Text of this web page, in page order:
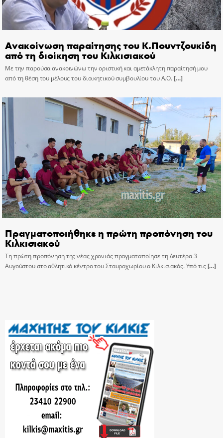
Ανακοίνωση παραίτησης του Κ.Πουντζουκίδη
από τη διοίκηση του Κιλκισιακού
Με την παρούσα ανακοινώνω την οριστική και αμετάκλητη παραίτησή μου
από τη θέση του μέλους του διοικητικού συμβουλίου του Α.Ο.[…]
Πραγματοποιήθηκε η πρώτη προπόνηση του
Κιλκισιακού
Τη πρώτη προπόνηση της νέας χρονιάς πραγματοποίησε τη Δευτέρα 3
Αυγούστου στο αθλητικό κέντρο του Σταυροχωρίου ο Κιλκισιακός. Υπό τις[…]